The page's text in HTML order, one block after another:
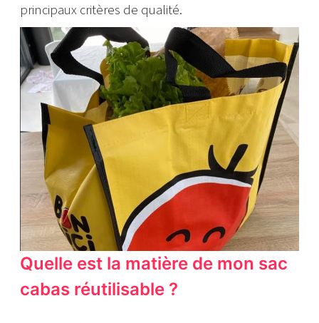
principaux critères de qualité.
Quelle est la matière de mon sac
cabas réutilisable ?